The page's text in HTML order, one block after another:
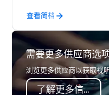
查看简档
需要更多供应商选
浏览更多供应商以获取视
了解更多信息